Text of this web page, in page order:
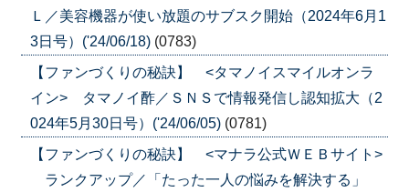
Ｌ／美容機器が使い放題のサブスク開始（2024年6月1
3日号）('24/06/18) (0783)
【ファンづくりの秘訣】 <タマノイスマイルオンラ
イン> タマノイ酢／ＳＮＳで情報発信し認知拡大（2
024年5月30日号）('24/06/05) (0781)
【ファンづくりの秘訣】 <マナラ公式ＷＥＢサイト>
ランクアップ／「たった一人の悩みを解決する」